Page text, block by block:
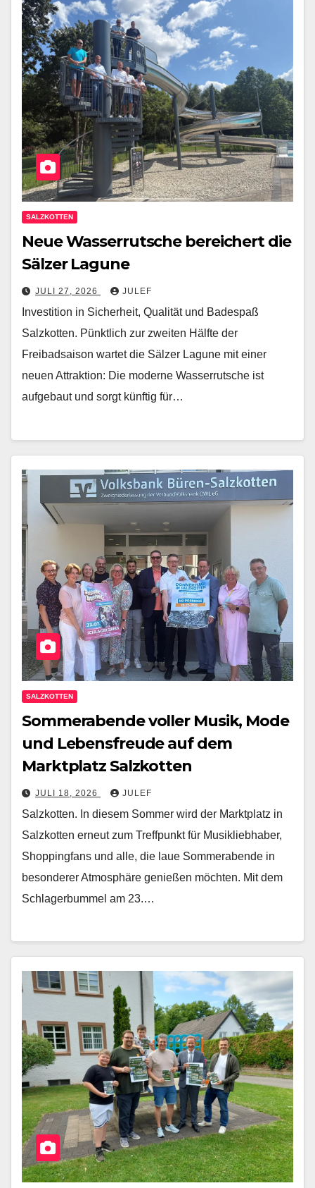
SALZKOTTEN
Neue Wasserrutsche bereichert die
Sälzer Lagune
JULI 27, 2026 JULEF
Investition in Sicherheit, Qualität und Badespaß
Salzkotten. Pünktlich zur zweiten Hälfte der
Freibadsaison wartet die Sälzer Lagune mit einer
neuen Attraktion: Die moderne Wasserrutsche ist
aufgebaut und sorgt künftig für…
SALZKOTTEN
Sommerabende voller Musik, Mode
und Lebensfreude auf dem
Marktplatz Salzkotten
JULI 18, 2026 JULEF
Salzkotten. In diesem Sommer wird der Marktplatz in
Salzkotten erneut zum Treffpunkt für Musikliebhaber,
Shoppingfans und alle, die laue Sommerabende in
besonderer Atmosphäre genießen möchten. Mit dem
Schlagerbummel am 23.…